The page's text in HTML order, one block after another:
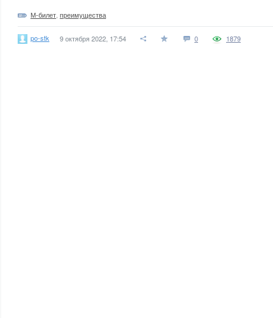
М-билет преимущества
po-stk 9 октября 2022, 17:54 0 1879